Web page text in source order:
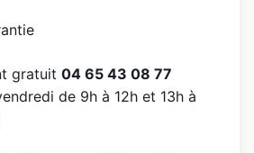
gratuit 04 65 43 08 77
de 9h à 12h et 13h à